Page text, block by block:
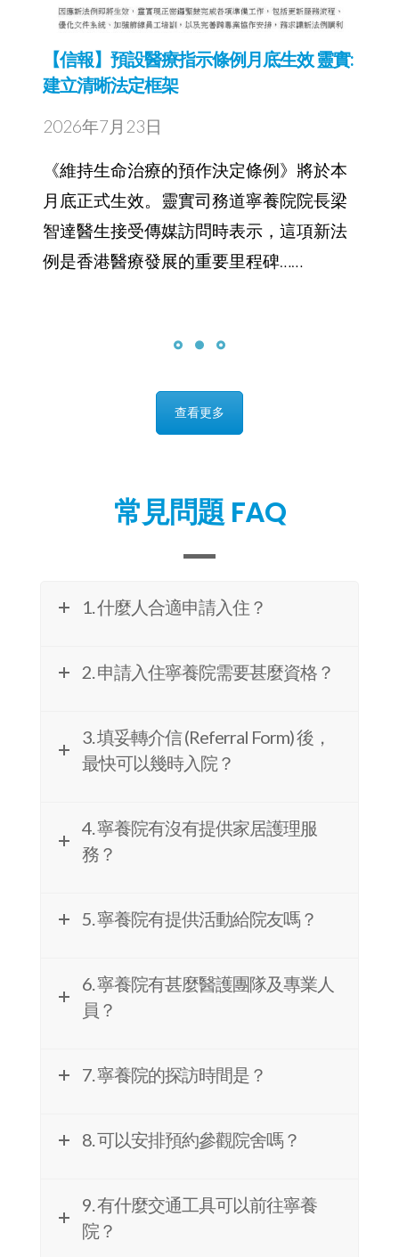
《維持生命治療的預作決定條例》將於本
月底正式生效。靈實司務道寧養院院長梁
智達醫生接受傳媒訪問時表示，這項新法
例是香港醫療發展的重要里程碑……
查看更多
2. 申請入住寧養院需要甚麼資格？
3. 填妥轉介信 (Referral Form) 後，
最快可以幾時入院？
4. 寧養院有沒有提供家居護理服
5. 寧養院有提供活動給院友嗎？
6. 寧養院有甚麼醫護團隊及專業人
員？
7. 寧養院的探訪時間是？
8. 可以安排預約參觀院舍嗎？
9. 有什麼交通工具可以前往寧養
院？
10. 寧養院有甚麼收費？有提供資
11. 寧養院有提供善別服務或家屬